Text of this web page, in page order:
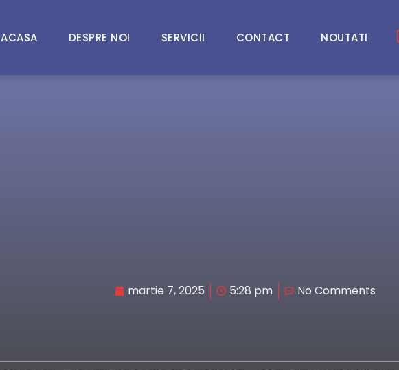
ACASA DESPRE NOI SERVICII CONTACT NOUTATI
martie 7, 2025 5:28 pm No Comments